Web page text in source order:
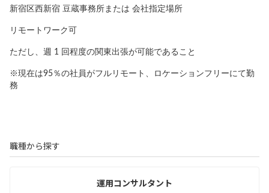
新宿区西新宿 豆蔵事務所または 会社指定場所
リモートワーク可
ただし、週 1 回程度の関東出張が可能であること
※現在は95％の社員がフルリモート、ロケーションフリーにて勤
務
職種から探す
運用コンサルタント